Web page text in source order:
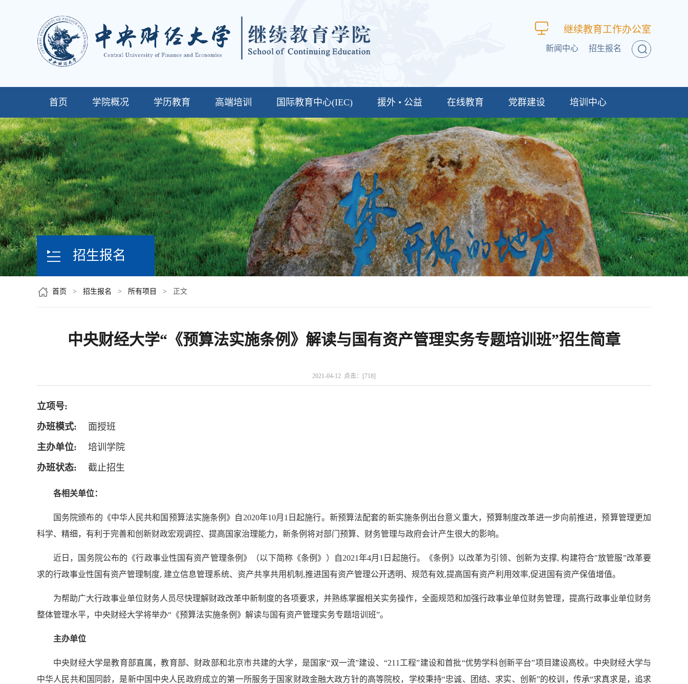
继续教育工作办公室
新闻中心 招生报名
首页 学院概况 学历教育 高端培训 国际教育中心(IEC) 援外 • 公益 在线教育 党群建设 培训中心
招生报名
首页 > 招生报名 > 所有项目 > 正文
中央财经大学“《预算法实施条例》解读与国有资产管理实务专题培训班”招生简章
2021-04-12 点击：[718]
立项号:
办班模式:
面授班
主办单位:
培训学院
办班状态:
截止招生
各相关单位：
国务院颁布的《中华人民共和国预算法实施条例》自2020年10月1日起施行。新预算法配套的新实施条例出台意义重大，预算制度改革进一步向前推进，预算管理更加
科学、精细，有利于完善和创新财政宏观调控、提高国家治理能力，新条例将对部门预算、财务管理与政府会计产生很大的影响。
近日，国务院公布的《行政事业性国有资产管理条例》（以下简称《条例》）自2021年4月1日起施行。《条例》以改革为引领、创新为支撑, 构建符合"放管服”改革要
求的行政事业性国有资产管理制度, 建立信息管理系统、资产共享共用机制,推进国有资产管理公开透明、规范有效,提高国有资产利用效率,促进国有资产保值增值。
为帮助广大行政事业单位财务人员尽快理解财政改革中新制度的各项要求，并熟练掌握相关实务操作，全面规范和加强行政事业单位财务管理，提高行政事业单位财务
整体管理水平，中央财经大学将举办“《预算法实施条例》解读与国有资产管理实务专题培训班”。
主办单位
中央财经大学是教育部直属，教育部、财政部和北京市共建的大学，是国家“双一流”建设、“211工程”建设和首批“优势学科创新平台”项目建设高校。中央财经大学与
中华人民共和国同龄，是新中国中央人民政府成立的第一所服务于国家财政金融大政方针的高等院校，学校秉持“忠诚、团结、求实、创新”的校训，传承“求真求是，追求